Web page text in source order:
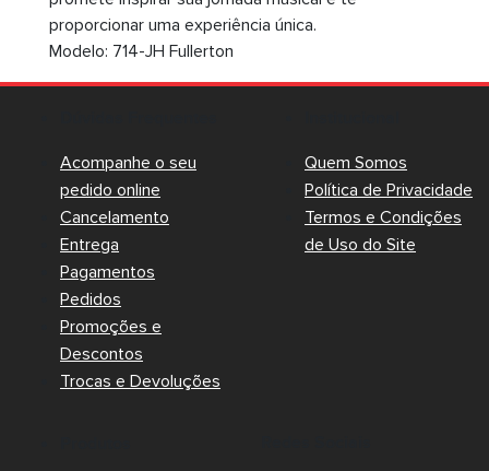
proporcionar uma experiência única.
Modelo: 714-JH Fullerton
Acompanhe o seu
pedido online
Cancelamento
Entrega
Pagamentos
Pedidos
Promoções e
Descontos
Trocas e Devoluções
Quem Somos
Política de Privacidade
Termos e Condições
de Uso do Site